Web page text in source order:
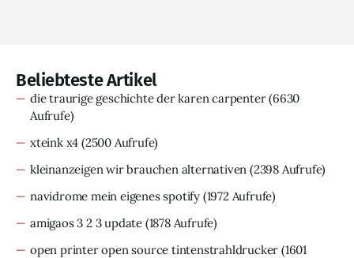
Beliebteste Artikel
die traurige geschichte der karen carpenter(6630
Aufrufe)
xteink x4 (2500 Aufrufe)
kleinanzeigen wir brauchen alternativen (2398 Aufrufe)
navidrome mein eigenes spotify (1972 Aufrufe)
amigaos 3 2 3 update (1878 Aufrufe)
open printer open source tintenstrahldrucker (1601